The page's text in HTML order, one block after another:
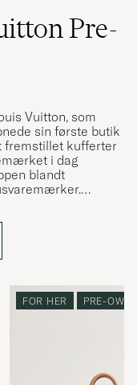
Pre-
Vuitton, som
sin første butik
fremstillet kufferter
i dag
blandt
mange ikoniske
i en masse
ikoniske LV
FOR HER PRE-